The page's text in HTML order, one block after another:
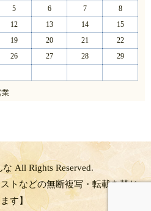
5 6 7
8
12 13 14
15
19 20 21
22
26 27 28
29
業
All Rights Reserved.
トなどの無断複写・転載を禁じ
ます】